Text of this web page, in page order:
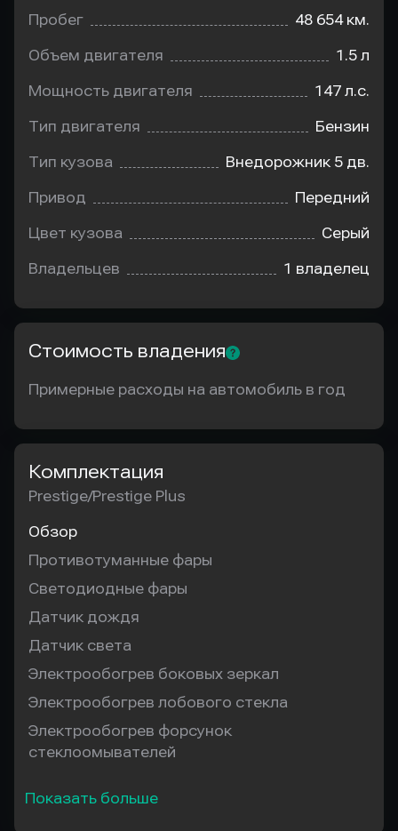
Пробег 48 654 км.
Объем двигателя 1.5 л
Мощность двигателя 147 л.с.
Тип двигателя Бензин
Тип кузова Внедорожник 5 дв.
Привод Передний
Цвет кузова Серый
Владельцев 1 владелец
Стоимость владения
Примерные расходы на автомобиль в год
Комплектация
Prestige/Prestige Plus
Обзор
Противотуманные фары
Светодиодные фары
Датчик дождя
Датчик света
Электрообогрев боковых зеркал
Электрообогрев лобового стекла
Электрообогрев форсунок
стеклоомывателей
Показать больше